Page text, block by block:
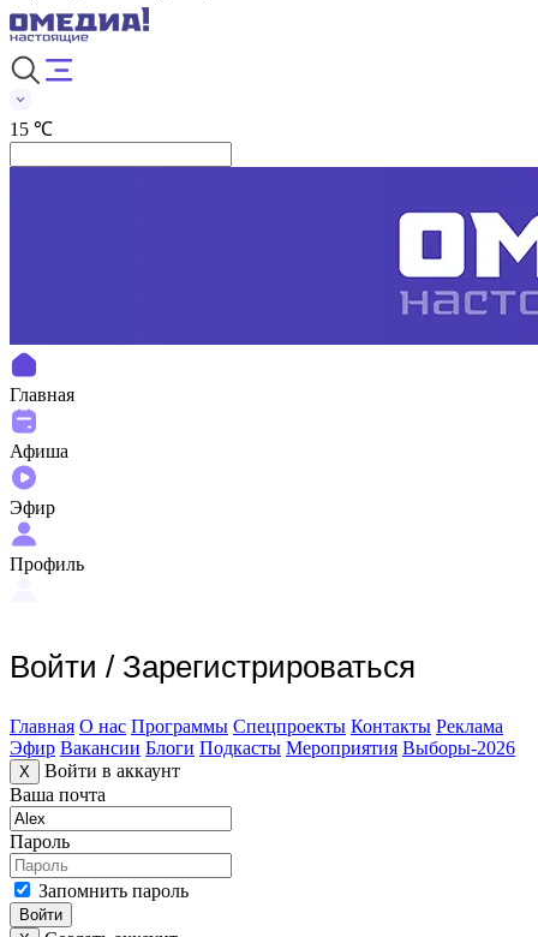
15 ℃
Главная
Афиша
Эфир
Профиль
Войти / Зарегистрироваться
Главная О нас Программы Спецпроекты Контакты Реклама
Эфир Вакансии Блоги Подкасты Мероприятия Выборы-2026
X
Войти в аккаунт
Ваша почта
Пароль
Запомнить пароль
Войти